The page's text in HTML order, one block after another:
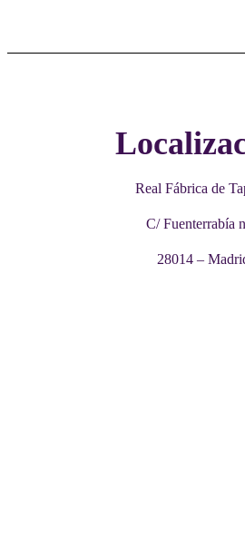
Real Fábrica de
C/ Fuenterrabía
28014 –